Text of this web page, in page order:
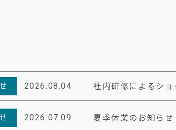
2026.08.04 社内研修によるシ
2026.07.09 夏季休業のお知らせ